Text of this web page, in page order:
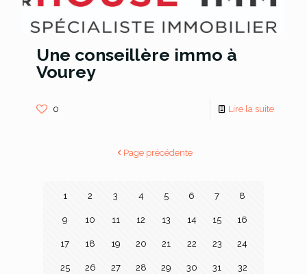
Une conseillère immo à
Vourey
0 Lire la suite
Page précédente
1 2 3 4 5 6 7 8
9 10 11 12 13 14 15 16
17 18 19 20 21 22 23 24
25 26 27 28 29 30 31 32